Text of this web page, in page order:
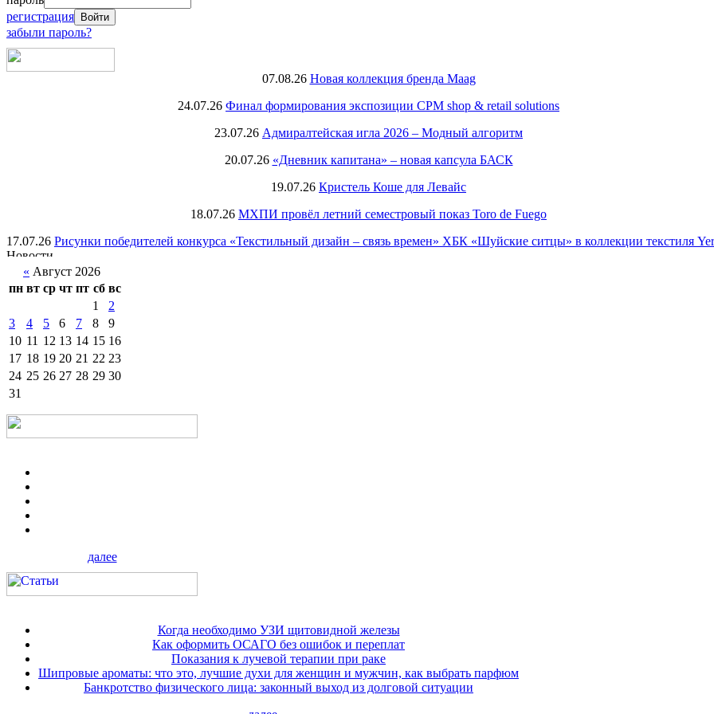
регистрация
забыли пароль?
07.08.26 Новая коллекция бренда Maag
24.07.26 Финал формирования экспозиции CPM shop & retail solutions
23.07.26 Адмиралтейская игла 2026 – Модный алгоритм
20.07.26 «Дневник капитана» – новая капсула БАСК
19.07.26 Кристель Коше для Левайс
18.07.26 МХПИ провёл летний семестровый показ Toro de Fuego
17.07.26 Рисунки победителей конкурса «Текстильный дизайн – связь времен» ХБК «Шуйские ситцы» в коллекции текстиля
« Август 2026
пн вт ср чт пт сб вс
1
2
3
4 5 6 7 8
9
10 11 12 13 14 15 16
17 18 19 20 21 22 23
24 25 26 27 28 29 30
31
далее
Когда необходимо УЗИ щитовидной железы
Как оформить ОСАГО без ошибок и переплат
Показания к лучевой терапии при раке
Шипровые ароматы: что это, лучшие духи для женщин и мужчин, как выбрать парфюм
Банкротство физического лица: законный выход из долговой ситуации